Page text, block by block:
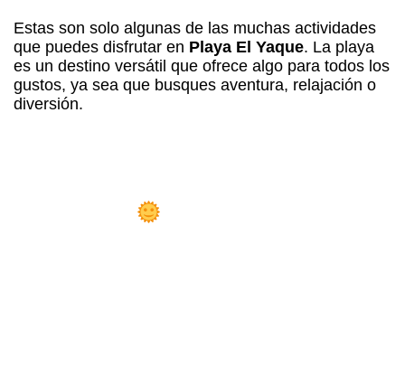
Estas son solo algunas de las muchas actividades
que puedes disfrutar en Playa El Yaque. La playa
es un destino versátil que ofrece algo para todos los
gustos, ya sea que busques aventura, relajación o
diversión.